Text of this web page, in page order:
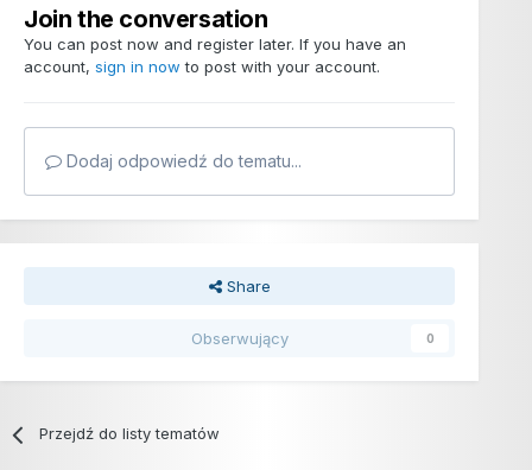
Join the conversation
You can post now and register later. If you have an
account, sign in now to post with your account.
Dodaj odpowiedź do tematu...
Share
Obserwujący 0
Przejdź do listy tematów